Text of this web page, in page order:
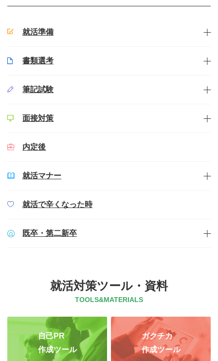
就活準備
書類選考
筆記試験
面接対策
内定後
就活マナー
就活で辛くなった時
既卒・第二新卒
就活対策ツール・資料
TOOLS&MATERIALS
自己PR
作成ツール
ガクチカ
作成ツール